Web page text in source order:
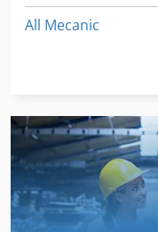
All Mecanic
Dsd 201
Dws 200
Egv 12